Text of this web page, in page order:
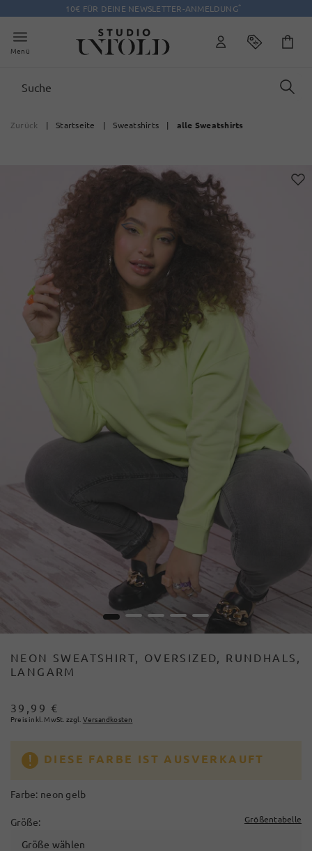
10€ FÜR DEINE NEWSLETTER-ANMELDUNG*
Menü
Zurück | Startseite | Sweatshirts | alle Sweatshirts
1 2 3 4 5
NEON SWEATSHIRT, OVERSIZED, RUNDHALS,
LANGARM
39,99 €
Preis inkl. MwSt. zzgl. Versandkosten
DIESE FARBE IST AUSVERKAUFT
Farbe: neon gelb
Größe: Größentabelle
Größe wählen